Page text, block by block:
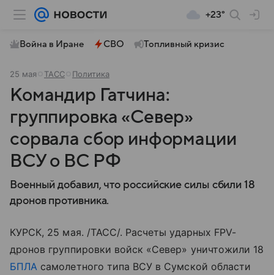
+23°
Война в Иране СВО Топливный кризис
25 мая ТАСС Политика
Командир Гатчина:
группировка «Север»
сорвала сбор информации
ВСУ о ВС РФ
Военный добавил, что российские силы сбили 18
дронов противника.
КУРСК, 25 мая. /ТАСС/. Расчеты ударных FPV-
дронов группировки войск «Север» уничтожили 18
БПЛА самолетного типа ВСУ в Сумской области